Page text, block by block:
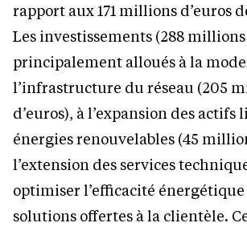
rapport aux 171 millions d’euros
Les investissements (288 millions
principalement alloués à la
l’infrastructure du réseau (205
d’euros), à l’expansion des actifs
énergies renouvelables (45
l’extension des services
optimiser l’efficacité énergétique
solutions offertes à la clientèle.